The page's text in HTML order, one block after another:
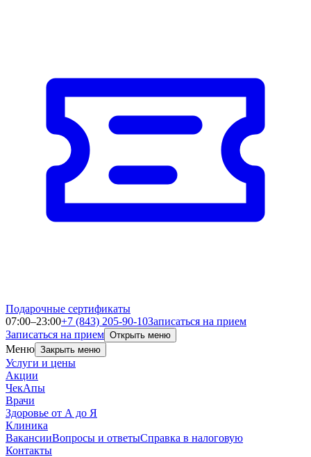
Подарочные сертификаты
07:00–23:00+7 (843) 205-90-10Записаться на прием
Записаться на прием Открыть меню
Меню Закрыть меню
Услуги и цены
Акции
ЧекАпы
Врачи
Здоровье от А до Я
Клиника
ВакансииВопросы и ответыСправка в налоговую
Контакты